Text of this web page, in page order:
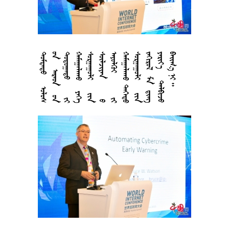




































































































































 